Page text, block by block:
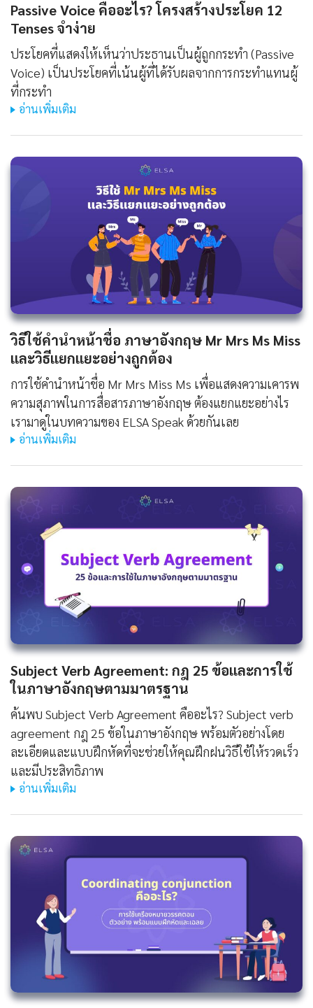
Passive Voice คืออะไร? โครงสร้างประโยค 12
Tenses จำง่าย
ประโยคที่แสดงให้เห็นว่าประธานเป็นผู้ถูกกระทำ (Passive
Voice) เป็นประโยคที่เน้นผู้ที่ได้รับผลจากการกระทำแทนผู้
ที่กระทำ
อ่านเพิ่มเติม
วิธีใช้คํานําหน้าชื่อ ภาษาอังกฤษ Mr Mrs Ms Miss
และวิธีแยกแยะอย่างถูกต้อง
การใช้คำนำหน้าชื่อ Mr Mrs Miss Ms เพื่อแสดงความเคารพ
ความสุภาพในการสื่อสารภาษาอังกฤษ ต้องแยกแยะอย่างไร
เรามาดูในบทความของ ELSA Speak ด้วยกันเลย
อ่านเพิ่มเติม
Subject Verb Agreement: กฎ 25 ข้อและการใช้
ในภาษาอังกฤษตามมาตรฐาน
ค้นพบ Subject Verb Agreement คืออะไร? Subject verb
agreement กฎ 25 ข้อในภาษาอังกฤษ พร้อมตัวอย่างโดย
ละเอียดและแบบฝึกหัดที่จะช่วยให้คุณฝึกฝนวิธีใช้ให้รวดเร็ว
และมีประสิทธิภาพ
อ่านเพิ่มเติม